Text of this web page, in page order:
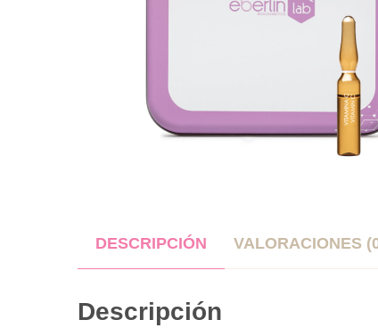
DESCRIPCIÓN VALORACIONES
Descripción